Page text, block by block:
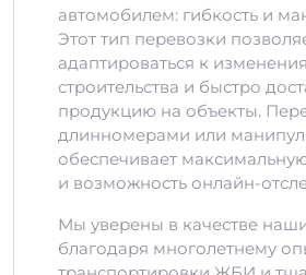
автомобилем: гибкость и
Этот тип перевозки
адаптироваться к
строительства и быстро
продукцию на объекты.
длинномерами или
обеспечивает
и возможность онлайн-
Мы уверены в качестве
благодаря многолетнему